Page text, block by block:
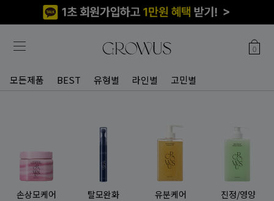
0
모든제품 BEST 유형별 라인별 고민별
버블쿨링으로 1초케어
NEW 씨솔트 퓨리파잉 버블토닉
청담샵 PICK 원조노워시
데미지 테라피 노워시 트리트먼트
다시마 모공 탄력 케어
알게 테라피 미네랄 샴푸
그로우어스 맞춤 솔루션
고민별 제품 찾아보기
바르는 비오틴 샷 세럼!
리커버 테라피 헤어 부스터 세럼 EX
산뜻한 탄력으로 모발
씨솔트 테라피 트리트먼트
손상모케어 탈모완화 유분케어 진정/영양